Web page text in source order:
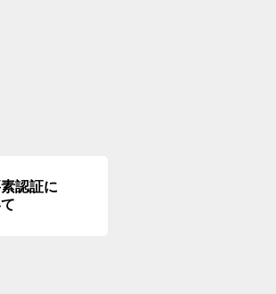
認証に